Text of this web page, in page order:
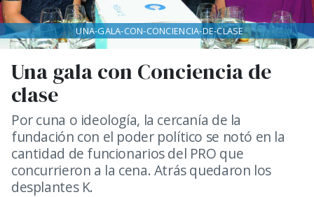
Una gala con Conciencia de
clase
Por cuna o ideología, la cercanía de la
fundación con el poder político se notó en la
cantidad de funcionarios del PRO que
concurrieron a la cena. Atrás quedaron los
desplantes K.
UNA-GALA-CON-CONCIENCIA-DE-CLASE